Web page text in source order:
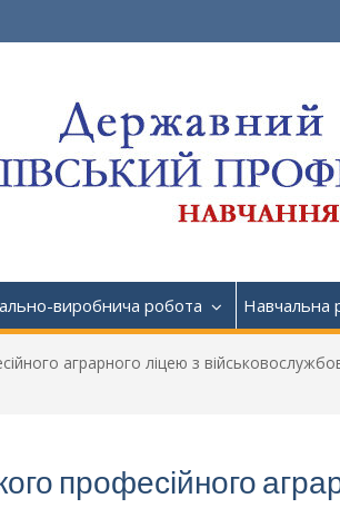
виробнича робота Навчальна
аграрного ліцею з
професійного